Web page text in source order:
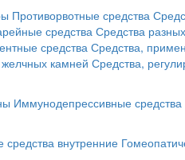
Противорвотные средства
средства Средства
средства Средства,
камней Средства,
Иммунодепрессивные средства
средства внутренние